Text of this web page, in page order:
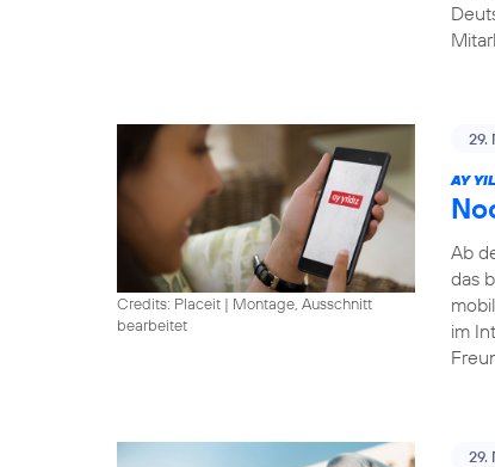
Credits: Placeit | Montage, Ausschnitt
bearbeitet
29.
AY
Ab
das
im
29.